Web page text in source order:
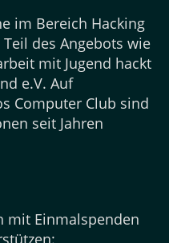
im Bereich Hacking
des Angebots wie
mit Jugend hackt
e.V. Auf
Computer Club sind
seit Jahren
mit Einmalspenden